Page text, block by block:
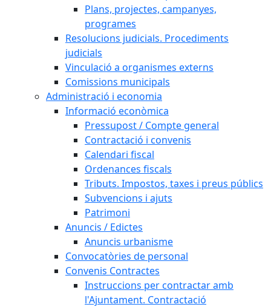
Plans, projectes, campanyes,
programes
Resolucions judicials. Procediments
judicials
Vinculació a organismes externs
Comissions municipals
Administració i economia
Informació econòmica
Pressupost / Compte general
Contractació i convenis
Calendari fiscal
Ordenances fiscals
Tributs. Impostos, taxes i preus públics
Subvencions i ajuts
Patrimoni
Anuncis / Edictes
Anuncis urbanisme
Convocatòries de personal
Convenis Contractes
Instruccions per contractar amb
l'Ajuntament. Contractació